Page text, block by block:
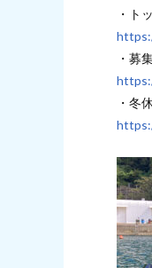
・ト
・募
・冬